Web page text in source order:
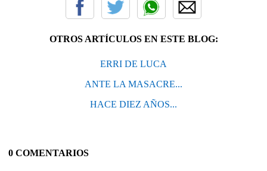
OTROS ARTÍCULOS EN ESTE BLOG:
ERRI DE LUCA
ANTE LA MASACRE...
HACE DIEZ AÑOS...
0 COMENTARIOS